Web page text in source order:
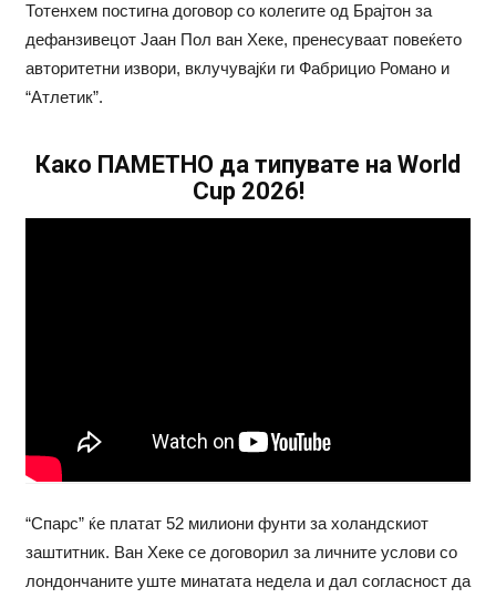
Тотенхем постигна договор со колегите од Брајтон за
дефанзивецот Јаан Пол ван Хеке, пренесуваат повеќето
авторитетни извори, вклучувајќи ги Фабрицио Романо и
“Атлетик”.
Како ПАМЕТНО да типувате на World
Cup 2026!
“Спарс” ќе платат 52 милиони фунти за холандскиот
заштитник. Ван Хеке се договорил за личните услови со
лондончаните уште минатата недела и дал согласност да